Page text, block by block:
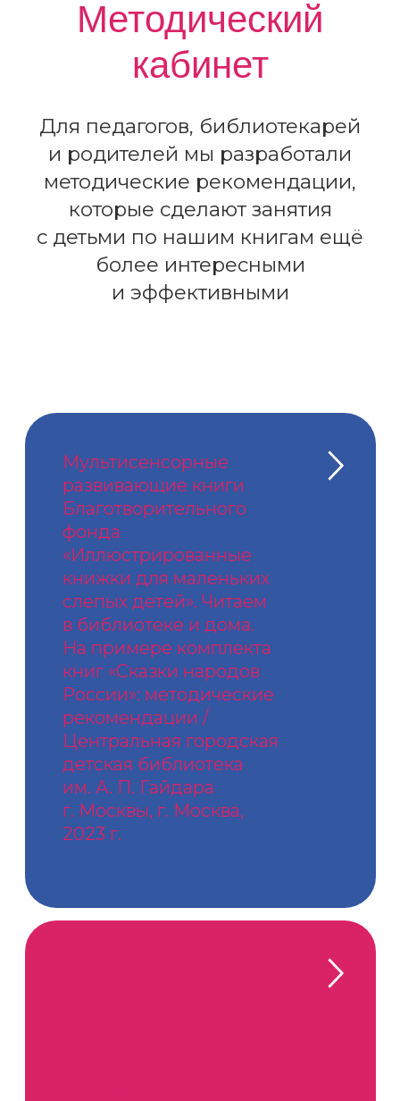
Мы используем файлы cookie,
чтобы улучшить работу сайта
ПОНЯТНО